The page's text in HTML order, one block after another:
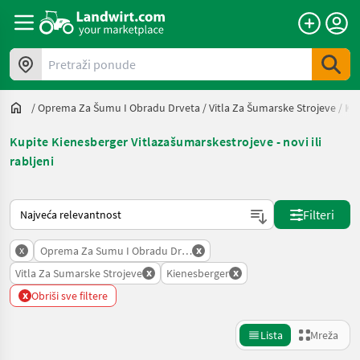
Pretraži ponude
/Oprema Za Šumu I Obradu Drveta /Vitla Za Šumarske Strojeve /
Kupite Kienesberger Vitlazašumarskestrojeve - novi ili
rabljeni
Način na koji sortira Landwirt.com
Filteri
x Oprema Za Sumu I Obradu Drveta
x
Vitla Za Sumarske Strojeve x Kienesberger x
x Obriši sve filtere
Lista Mreža